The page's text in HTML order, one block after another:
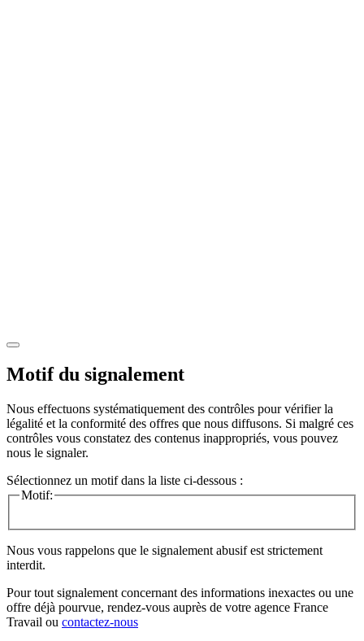
Motif du signalement
Nous effectuons systématiquement des contrôles pour vérifier la
légalité et la conformité des offres que nous diffusons. Si malgré ces
contrôles vous constatez des contenus inappropriés, vous pouvez
nous le signaler.
Sélectionnez un motif dans la liste ci-dessous :
Motif:
Nous vous rappelons que le signalement abusif est strictement
interdit.
Pour tout signalement concernant des informations inexactes ou une
offre déjà pourvue, rendez-vous auprès de votre agence France
Travail ou contactez-nous